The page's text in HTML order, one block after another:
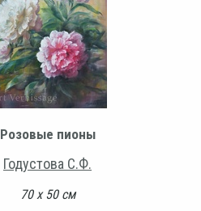
Розовые пионы
Годустова С.Ф.
70 х 50 см